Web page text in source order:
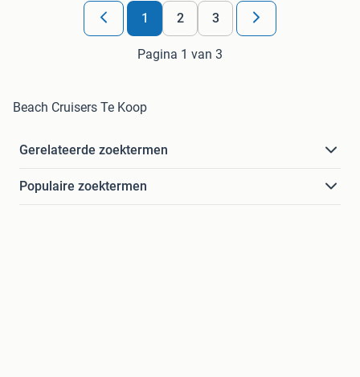
1 2 3
Pagina 1 van 3
Beach Cruisers Te Koop
Gerelateerde zoektermen
Populaire zoektermen